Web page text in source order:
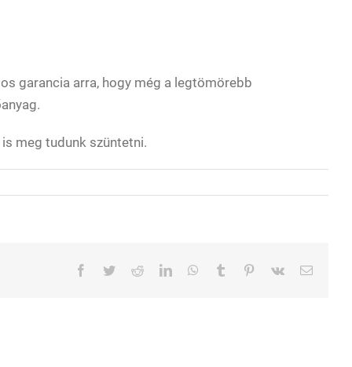
garancia arra, hogy még a legtömörebb
meg tudunk szüntetni.
Facebook
TwitterRedditLinkedInWhatsApp
Tumblr Pinterest
Vk Email: